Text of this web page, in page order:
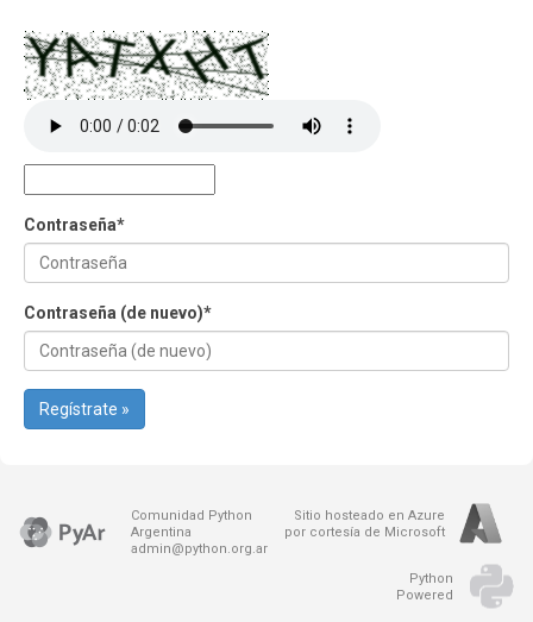
Contraseña*
Contraseña (de nuevo)*
Regístrate »
Comunidad Python
Argentina
admin@python.org.ar
Sitio hosteado en Azure
por cortesía de Microsoft
Python
Powered